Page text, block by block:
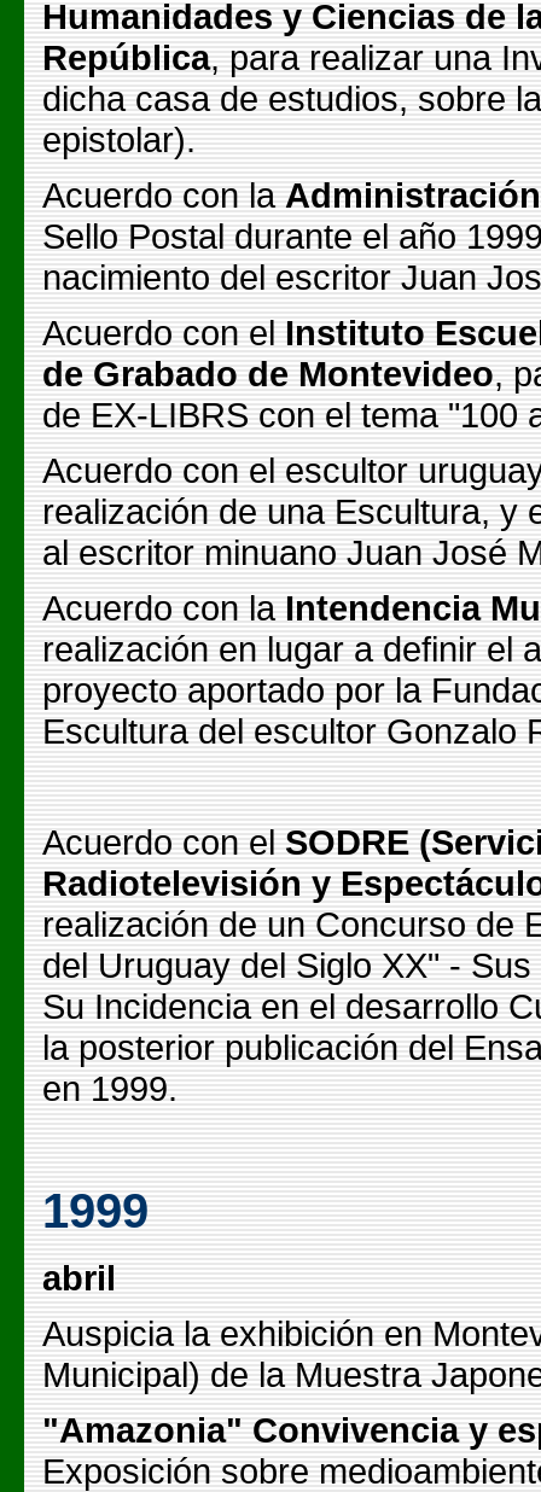
Humanidades y Ciencias de
República, para realizar una
dicha casa de estudios, sobre
epistolar).
Acuerdo con la
Sello Postal durante el año
nacimiento del escritor Juan
Acuerdo con el Instituto
de Grabado de Montevideo,
de EX-LIBRS con el tema "100
Acuerdo con el escultor
realización de una Escultura, y
al escritor minuano Juan José
Acuerdo con la Intendencia
realización en lugar a definir el
proyecto aportado por la
Escultura del escultor Gonzalo
Acuerdo con el SODRE
Radiotelevisión y
realización de un Concurso de
del Uruguay del Siglo XX" -
Su Incidencia en el desarrollo
la posterior publicación del
en 1999.
1999
abril
Auspicia la exhibición en
Municipal) de la Muestra
"Amazonia" Convivencia y
Exposición sobre